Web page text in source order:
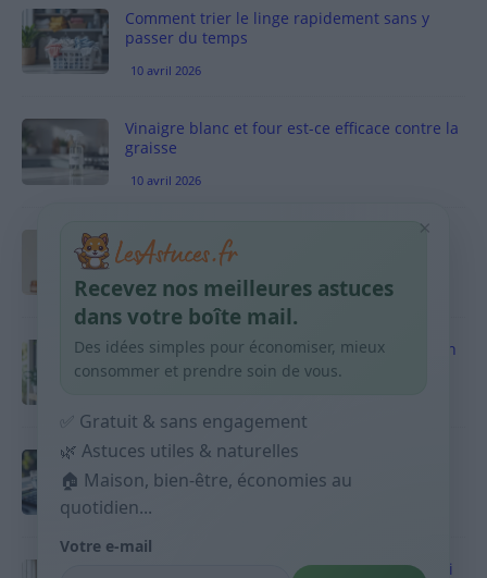
Comment trier le linge rapidement sans y
passer du temps
10 avril 2026
Vinaigre blanc et four est-ce efficace contre la
graisse
10 avril 2026
Taches pigmentaires : routine simple +
habitudes qui aident
9 avril 2026
Produits ménagers : comment économiser en
courses sans acheter 10 sprays
Budget mensuel : méthode rapide pour
répartir son salaire dès le jour de paie
9 avril 2026
Sport 10 minutes par jour est-ce utile et quoi
×
Recevez nos meilleures astuces
dans votre boîte mail.
Des idées simples pour économiser, mieux
consommer et prendre soin de vous.
✅ Gratuit & sans engagement
🌿 Astuces utiles & naturelles
🏠 Maison, bien-être, économies au
quotidien...
Votre e-mail